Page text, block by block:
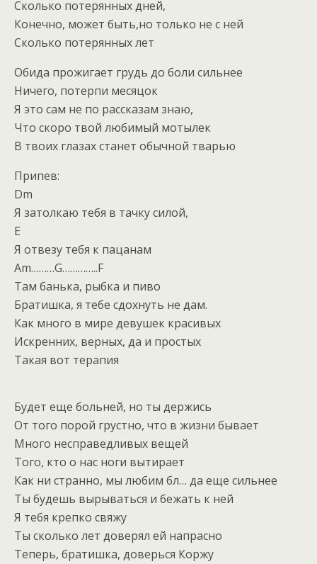
Сколько потерянных дней,
Конечно, может быть,но только не с ней
Сколько потерянных лет
Обида прожигает грудь до боли сильнее
Ничего, потерпи месяцок
Я это сам не по рассказам знаю,
Что скоро твой любимый мотылек
В твоих глазах станет обычной тварью
Припев:
Dm
Я затолкаю тебя в тачку силой,
E
Я отвезу тебя к пацанам
Am………G…………..F
Там банька, рыбка и пиво
Братишка, я тебе сдохнуть не дам.
Как много в мире девушек красивых
Искренних, верных, да и простых
Такая вот терапия
Будет еще больней, но ты держись
От того порой грустно, что в жизни бывает
Много несправедливых вещей
Того, кто о нас ноги вытирает
Как ни странно, мы любим бл… да еще сильнее
Ты будешь вырываться и бежать к ней
Я тебя крепко свяжу
Ты сколько лет доверял ей напрасно
Теперь, братишка, доверься Коржу